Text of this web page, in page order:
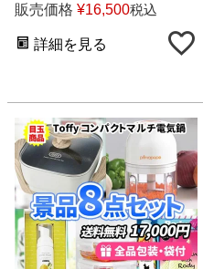
販売価格 ¥16,500税込
詳細を見る